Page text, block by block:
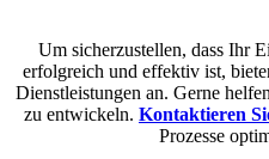
Um sicherzustellen, dass Ihr
erfolgreich und effektiv ist,
Dienstleistungen an. Gerne
zu entwickeln. Kontaktieren
Prozesse